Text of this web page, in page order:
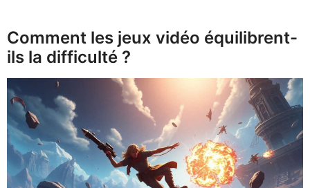
Comment les jeux vidéo équilibrent-
ils la difficulté ?